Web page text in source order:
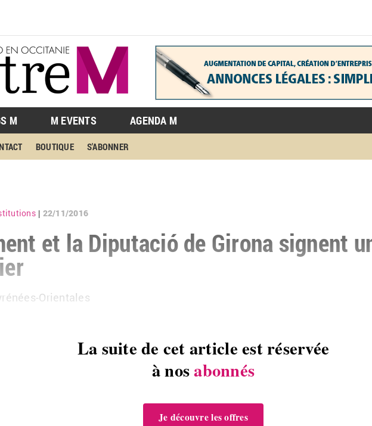
M M EVENTS AGENDA M
BOUTIQUE S'ABONNER
| 22/11/2016
et la Diputació de Girona signent
Orien­tales
La suite de cet article est réservée
à nosabonnés
Je découvre les offres